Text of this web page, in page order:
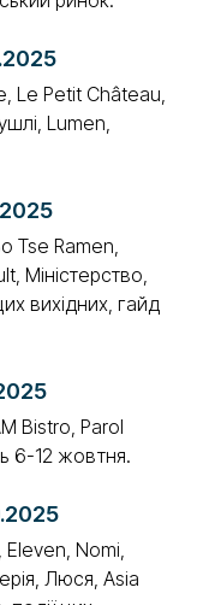
Le Petit Château,
Lumen,
Tse Ramen,
Міністерство,
вихідних, гайд
Bistro, Parol
6-12 жовтня.
Nomi,
Люся, Asia